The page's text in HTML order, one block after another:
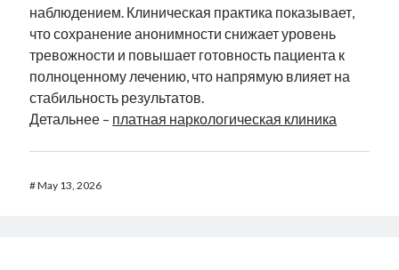
наблюдением. Клиническая практика показывает,
что сохранение анонимности снижает уровень
тревожности и повышает готовность пациента к
полноценному лечению, что напрямую влияет на
стабильность результатов.
Детальнее – платная наркологическая клиника
#May 13, 2026